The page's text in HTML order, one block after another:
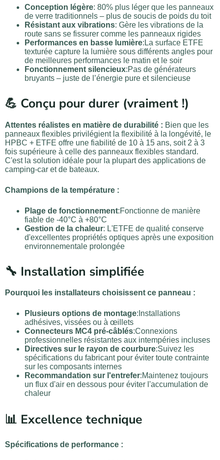
Conception légère: 80% plus léger que les panneaux
de verre traditionnels – plus de soucis de poids du toit
Résistant aux vibrations: Gère les vibrations de la
route sans se fissurer comme les panneaux rigides
Performances en basse lumière:La surface ETFE
texturée capture la lumière sous différents angles pour
de meilleures performances le matin et le soir
Fonctionnement silencieux:Pas de générateurs
bruyants – juste de l’énergie pure et silencieuse
💪 Conçu pour durer (vraiment !)
Attentes réalistes en matière de durabilité : Bien que les
panneaux flexibles privilégient la flexibilité à la longévité, le
HPBC + ETFE offre une fiabilité de 10 à 15 ans, soit 2 à 3
fois supérieure à celle des panneaux flexibles standard.
C'est la solution idéale pour la plupart des applications de
camping-car et de bateaux.
Champions de la température :
Plage de fonctionnement:Fonctionne de manière
fiable de -40°C à +80°C
Gestion de la chaleur: L'ETFE de qualité conserve
d'excellentes propriétés optiques après une exposition
environnementale prolongée
🔧 Installation simplifiée
Pourquoi les installateurs choisissent ce panneau :
Plusieurs options de montage:Installations
adhésives, vissées ou à œillets
Connecteurs MC4 pré-câblés:Connexions
professionnelles résistantes aux intempéries incluses
Directives sur le rayon de courbure:Suivez les
spécifications du fabricant pour éviter toute contrainte
sur les composants internes
Recommandation sur l'entrefer:Maintenez toujours
un flux d'air en dessous pour éviter l'accumulation de
chaleur
📊 Excellence technique
Spécifications de performance :